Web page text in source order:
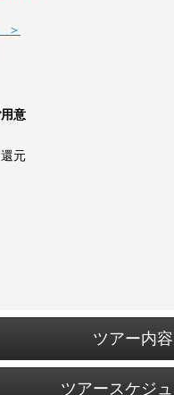
＞
意
元
ツアー内容
ツアースケジ